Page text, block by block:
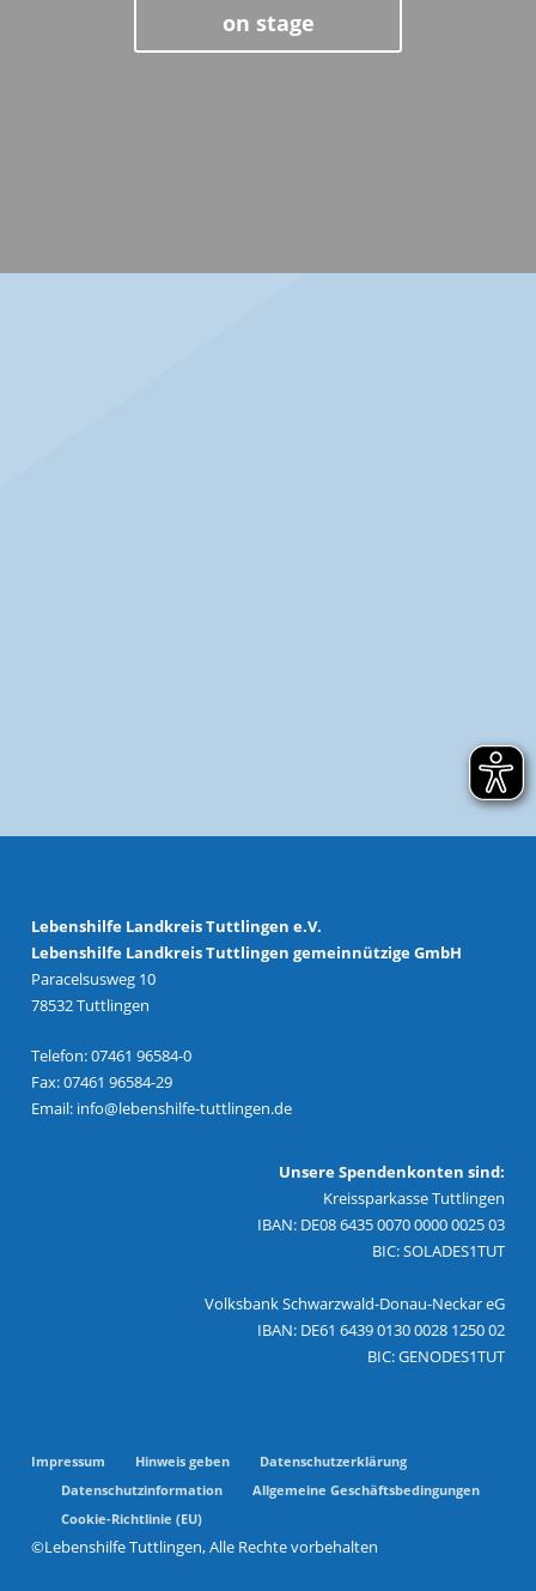
on stage
Lebenshilfe Landkreis Tuttlingen e.V.
Lebenshilfe Landkreis Tuttlingen gemeinnützige GmbH
Paracelsusweg 10
78532 Tuttlingen
Telefon: 07461 96584-0
Fax: 07461 96584-29
Email: info@lebenshilfe-tuttlingen.de
Unsere Spendenkonten sind:
Kreissparkasse Tuttlingen
IBAN: DE08 6435 0070 0000 0025 03
BIC: SOLADES1TUT
Volksbank Schwarzwald-Donau-Neckar eG
IBAN: DE61 6439 0130 0028 1250 02
BIC: GENODES1TUT
Impressum Hinweis geben
Datenschutzerklärung
Datenschutzinformation
Allgemeine Geschäftsbedingungen
Cookie-Richtlinie (EU)
©Lebenshilfe Tuttlingen, Alle Rechte vorbehalten